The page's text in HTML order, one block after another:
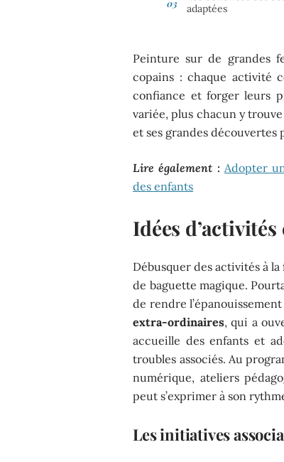
adaptées
Peinture sur de grandes
copains : chaque activité
confiance et forger leurs
variée, plus chacun y
et ses grandes découvertes
Lire également : Adopter
des enfants
Idées
Débusquer des activités à
de baguette magique.
de rendre
extra-ordinaires, qui a
accueille des enfants et
troubles associés. Au
numérique, ateliers
peut s’exprimer à son
Les initiatives